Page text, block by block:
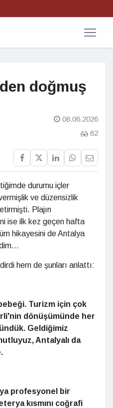
doğmuş
08.06.2026
82
durumu içler
ve düzensizlik
Plajın
ise ilk kez geçen hafta
hikayesini de Antalya
hem de şunları anlattı:
Turizm için çok
dönüşümünde her
Geldiğimiz
Antalyalı da
profesyonel bir
kısmını coğrafi